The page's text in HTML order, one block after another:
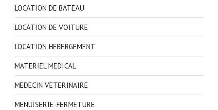
LOCATION DE BATEAU
LOCATION DE VOITURE
LOCATION HEBERGEMENT
MATERIEL MEDICAL
MEDECIN VETERINAIRE
MENUISERIE-FERMETURE